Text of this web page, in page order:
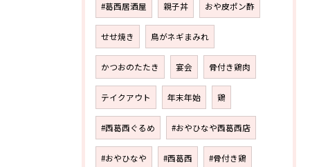
#葛西居酒屋 親子丼 おや皮ポン酢
せせ焼き 鳥がネギまみれ
かつおのたたき 宴会 骨付き鶏肉
テイクアウト 年末年始 鶏
#西葛西ぐるめ #おやひなや西葛西店
#おやひなや #西葛西 #骨付き鶏